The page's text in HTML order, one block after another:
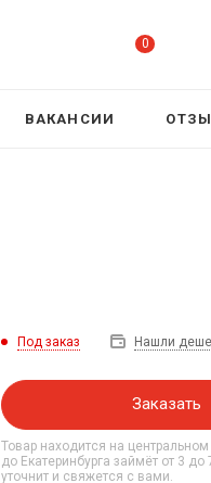
0
ВАКАНСИИ
Под заказ Нашли
Заказать
Товар находится на
до Екатеринбурга займёт от 3
уточнит и свяжется с вами.